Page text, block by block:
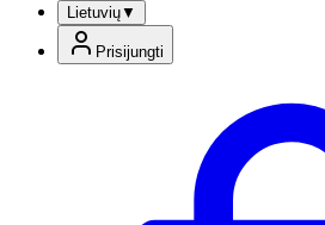
Lietuvių▼
Prisijungti